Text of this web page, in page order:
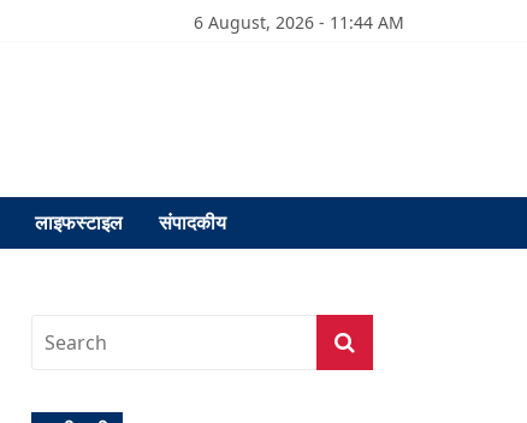
6 August, 2026 - 11:44 AM
लाइफस्टाइल संपादकीय